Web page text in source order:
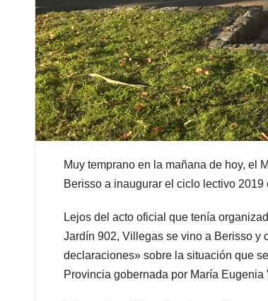
Muy temprano en la mañana de hoy, el
Berisso a inaugurar el ciclo lectivo
Lejos del acto oficial que tenía
Jardín 902, Villegas se vino a Berisso y
declaraciones» sobre la situación que
Provincia gobernada por María Eugenia